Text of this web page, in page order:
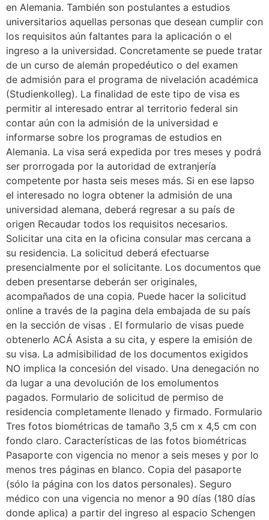
en Alemania. También son postulantes a estudios
universitarios aquellas personas que desean cumplir con
los requisitos aún faltantes para la aplicación o el
ingreso a la universidad. Concretamente se puede tratar
de un curso de alemán propedéutico o del examen
de admisión para el programa de nivelación académica
(Studienkolleg). La finalidad de este tipo de visa es
permitir al interesado entrar al territorio federal sin
contar aún con la admisión de la universidad e
informarse sobre los programas de estudios en
Alemania. La visa será expedida por tres meses y podrá
ser prorrogada por la autoridad de extranjería
competente por hasta seis meses más. Si en ese lapso
el interesado no logra obtener la admisión de una
universidad alemana, deberá regresar a su país de
origen Recaudar todos los requisitos necesarios.
Solicitar una cita en la oficina consular mas cercana a
su residencia. La solicitud deberá efectuarse
presencialmente por el solicitante. Los documentos que
deben presentarse deberán ser originales,
acompañados de una copia. Puede hacer la solicitud
online a través de la pagina dela embajada de su país
en la sección de visas . El formulario de visas puede
obtenerlo ACÁ Asista a su cita, y espere la emisión de
su visa. La admisibilidad de los documentos exigidos
NO implica la concesión del visado. Una denegación no
da lugar a una devolución de los emolumentos
pagados. Formulario de solicitud de permiso de
residencia completamente llenado y firmado. Formulario
Tres fotos biométricas de tamaño 3,5 cm x 4,5 cm con
fondo claro. Características de las fotos biométricas
Pasaporte con vigencia no menor a seis meses y por lo
menos tres páginas en blanco. Copia del pasaporte
(sólo la página con los datos personales). Seguro
médico con una vigencia no menor a 90 días (180 días
donde aplica) a partir del ingreso al espacio Schengen